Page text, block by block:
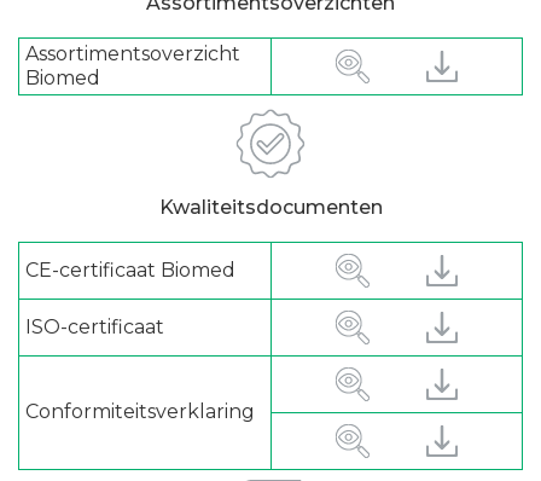
Assortimentsoverzicht
Biomed
Kwaliteitsdocumenten
CE-certificaat Biomed
ISO-certificaat
Conformiteitsverklaring